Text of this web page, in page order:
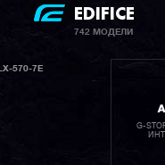
EDIFICE
742 МОДЕЛИ
570-7E
G-